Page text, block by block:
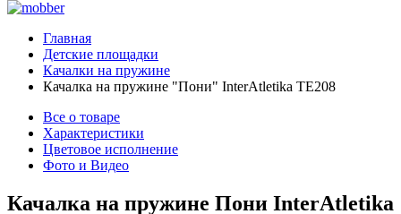
Главная
Детские площадки
Качалки на пружине
Качалка на пружине "Пони" InterAtletika ТЕ208
Все о товаре
Характеристики
Цветовое исполнение
Фото и Видео
Качалка на пружине Пони InterAtletika